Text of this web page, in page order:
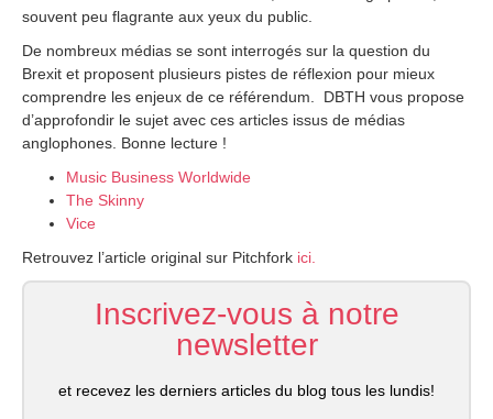
souvent peu flagrante aux yeux du public.
De nombreux médias se sont interrogés sur la question du
Brexit et proposent plusieurs pistes de réflexion pour mieux
comprendre les enjeux de ce référendum. DBTH vous propose
d’approfondir le sujet avec ces articles issus de médias
anglophones. Bonne lecture !
Music Business Worldwide
The Skinny
Vice
Retrouvez l’article original sur Pitchfork ici.
Inscrivez-vous à notre
newsletter
et recevez les derniers articles du blog tous les lundis!